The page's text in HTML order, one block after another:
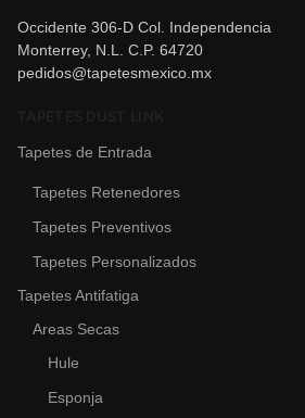
Occidente 306-D Col. Independencia
Monterrey, N.L. C.P. 64720
pedidos@tapetesmexico.mx
Tapetes de Entrada
Tapetes Retenedores
Tapetes Preventivos
Tapetes Personalizados
Tapetes Antifatiga
Areas Secas
Hule
Esponja